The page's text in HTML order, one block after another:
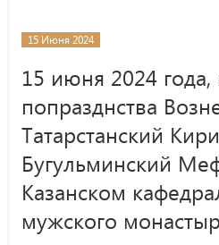
15 Июня 2024
15 июня 2024
попразднства
Татарстанский
Бугульминский
Казанском
мужского